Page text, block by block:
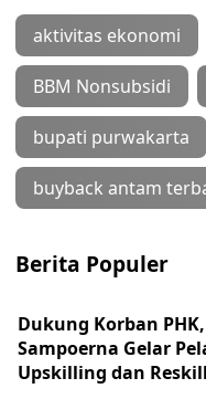
aktivitas ekonomi
BBM Nonsubsidi
bupati purwakarta
buyback antam
Berita Populer
Dukung Korban
Sampoerna Gelar
Upskilling dan